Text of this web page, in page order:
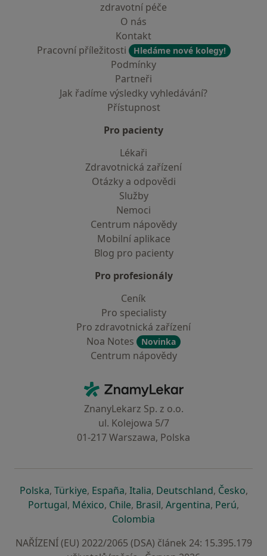
zdravotní péče
O nás
Kontakt
Pracovní příležitosti
Hledáme nové kolegy!
Podmínky
Partneři
Jak řadíme výsledky vyhledávání?
Přístupnost
Pro pacienty
Lékaři
Zdravotnická zařízení
Otázky a odpovědi
Služby
Nemoci
Centrum nápovědy
Mobilní aplikace
Blog pro pacienty
Pro profesionály
Ceník
Pro specialisty
Pro zdravotnická zařízení
Noa Notes
Novinka
Centrum nápovědy
ZnamyLekar - Hlavní stránka
ZnanyLekarz Sp. z o.o.
ul. Kolejowa 5/7
01-217 Warszawa, Polska
Polskase otevře v nové záložce
, Türkiyese otevře v nové záložce
, Españase otevře v nové záložce
, Italiase otevře v nové záložce
, Deutschlandse otevře v
, Českose
,
Portugalse otevře v nové záložce
, Méxicose otevře v nové záložce
, Chilese otevře v nové záložce
, Brasilse otevře v nové
, Argentinase otevře v
, Perúse
,
Colombia
NAŘÍZENÍ (EU) 2022/2065 (DSA) článek 24: 15.395.179